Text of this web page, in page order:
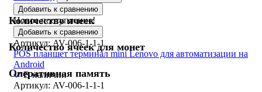
Количество ячеек
Количество ячеек для монет
Оперативная память
Добавить к сравнению
Новое поступление!
Добавить к сравнению
Артикул: AV-006-1-1-1
POS планшет терминал mini Lenovo для автоматизации на
Android
В наличии
Артикул: AV-006-1-1-1